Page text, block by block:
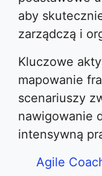
aby
zarządczą i
Kluczowe
mapowanie
scenariuszy
nawigowanie
intensywną
Agile